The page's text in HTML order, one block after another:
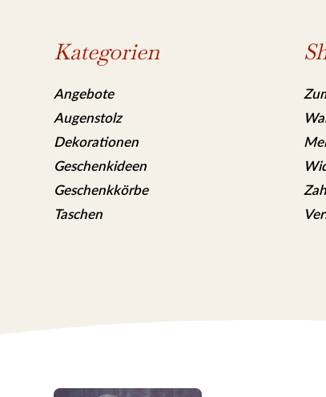
Kategorien
Angebote
Augenstolz
Dekorationen
Geschenkideen
Geschenkkörbe
Taschen